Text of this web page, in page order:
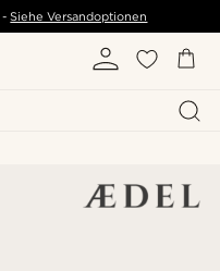
- Siehe Versandoptionen